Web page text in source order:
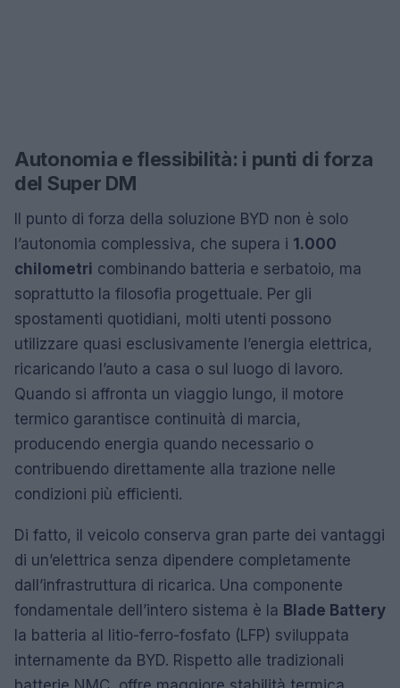
Autonomia e flessibilità: i punti di forza
del Super DM
Il punto di forza della soluzione BYD non è solo
l’autonomia complessiva, che supera i 1.000
chilometri combinando batteria e serbatoio, ma
soprattutto la filosofia progettuale. Per gli
spostamenti quotidiani, molti utenti possono
utilizzare quasi esclusivamente l’energia elettrica,
ricaricando l’auto a casa o sul luogo di lavoro.
Quando si affronta un viaggio lungo, il motore
termico garantisce continuità di marcia,
producendo energia quando necessario o
contribuendo direttamente alla trazione nelle
condizioni più efficienti.
Di fatto, il veicolo conserva gran parte dei vantaggi
di un’elettrica senza dipendere completamente
dall’infrastruttura di ricarica. Una componente
fondamentale dell’intero sistema è la Blade Battery
la batteria al litio-ferro-fosfato (LFP) sviluppata
internamente da BYD. Rispetto alle tradizionali